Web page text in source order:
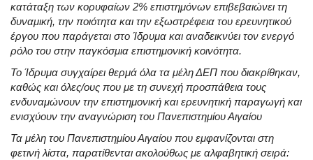
κατάταξη των κορυφαίων 2% επιστημόνων επιβεβαιώνει τη
δυναμική, την ποιότητα και την εξωστρέφεια του ερευνητικού
έργου που παράγεται στο Ίδρυμα και αναδεικνύει τον ενεργό
ρόλο του στην παγκόσμια επιστημονική κοινότητα.
Το Ίδρυμα συγχαίρει θερμά όλα τα μέλη ΔΕΠ που διακρίθηκαν,
καθώς και όλες/ους που με τη συνεχή προσπάθεια τους
ενδυναμώνουν την επιστημονική και ερευνητική παραγωγή και
ενισχύουν την αναγνώριση του Πανεπιστημίου Αιγαίου
Τα μέλη του Πανεπιστημίου Αιγαίου που εμφανίζονται στη
φετινή λίστα, παρατίθενται ακολούθως με αλφαβητική σειρά: